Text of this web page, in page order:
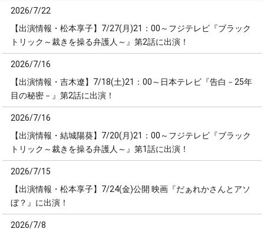
2026/7/22
【出演情報・松本享子】7/27(月)21：00～フジテレビ『ブラック
トリック～裁きを操る弁護人～』第2話に出演！
2026/7/16
【出演情報・吉木遼】7/18(土)21：00～日本テレビ『告白－25年
目の秘密－』第2話に出演！
2026/7/16
【出演情報・結城陽葵】7/20(月)21：00～フジテレビ『ブラック
トリック～裁きを操る弁護人～』第1話に出演！
2026/7/15
【出演情報・松本享子】7/24(金)公開 映画『だぁれかさんとアソ
ぼ？』に出演！
2026/7/8